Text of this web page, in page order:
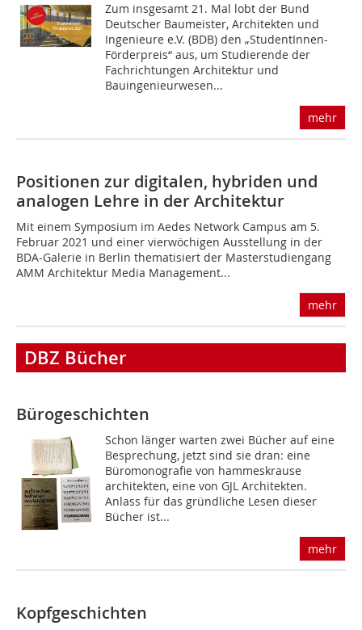
Zum insgesamt 21. Mal lobt der Bund
Deutscher Baumeister, Architekten und
Ingenieure e.V. (BDB) den „StudentInnen-
Förderpreis“ aus, um Studierende der
Fachrichtungen Architektur und
Bauingenieurwesen...
mehr
Positionen zur digitalen, hybriden und
analogen Lehre in der Architektur
Mit einem Symposium im Aedes Network Campus am 5.
Februar 2021 und einer vierwöchigen Ausstellung in der
BDA-Galerie in Berlin thematisiert der Masterstudiengang
AMM Architektur Media Management...
mehr
DBZ Bücher
Bürogeschichten
Schon länger warten zwei Bücher auf eine
Besprechung, jetzt sind sie dran: eine
Büromonografie von hammeskrause
architekten, eine von GJL Architekten.
Anlass für das gründliche Lesen dieser
Bücher ist...
mehr
Kopfgeschichten